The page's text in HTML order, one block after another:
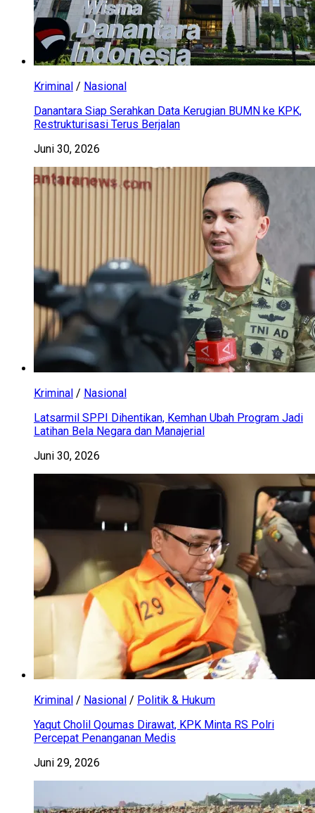
Kriminal / Nasional
Danantara Siap Serahkan Data Kerugian BUMN ke KPK,
Restrukturisasi Terus Berjalan
Juni 30, 2026
Kriminal / Nasional
Latsarmil SPPI Dihentikan, Kemhan Ubah Program Jadi
Latihan Bela Negara dan Manajerial
Juni 30, 2026
Kriminal / Nasional / Politik & Hukum
Yaqut Cholil Qoumas Dirawat, KPK Minta RS Polri
Percepat Penanganan Medis
Juni 29, 2026